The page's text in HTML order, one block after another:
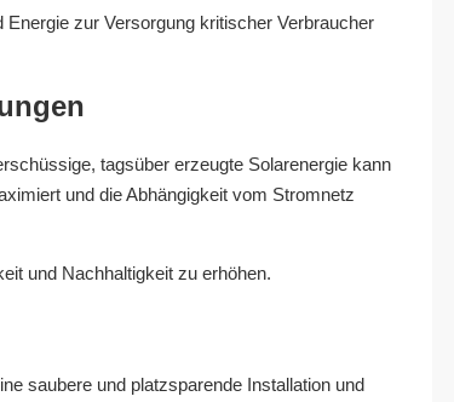
zur Versorgung kritischer Verbraucher
tagsüber erzeugte Solarenergie kann
und die Abhängigkeit vom Stromnetz
und Nachhaltigkeit zu erhöhen.
saubere und platzsparende Installation und